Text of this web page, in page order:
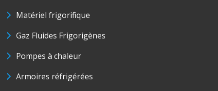
Matériel frigorifique
Gaz Fluides Frigorigènes
Pompes à chaleur
Armoires réfrigérées